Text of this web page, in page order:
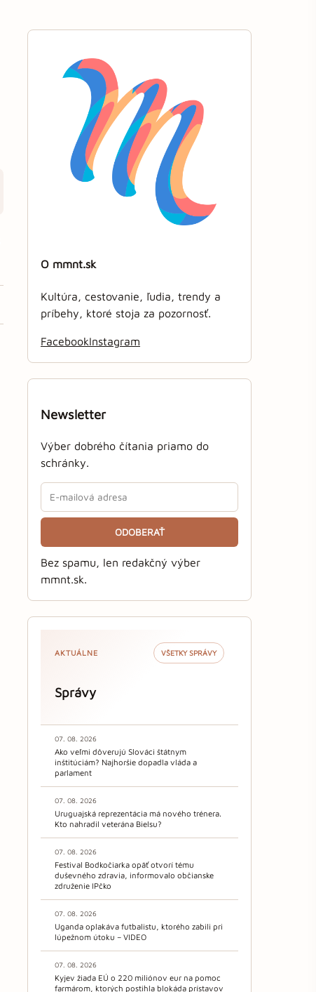
O mmnt.sk
Kultúra, cestovanie, ľudia, trendy a
príbehy, ktoré stoja za pozornosť.
FacebookInstagram
Newsletter
Výber dobrého čítania priamo do
schránky.
ODOBERAŤ
Bez spamu, len redakčný výber
mmnt.sk.
AKTUÁLNE VŠETKY SPRÁVY
Správy
07. 08. 2026
Ako veľmi dôverujú Slováci štátnym
inštitúciám? Najhoršie dopadla vláda a
parlament
07. 08. 2026
Uruguajská reprezentácia má nového trénera.
Kto nahradil veterána Bielsu?
07. 08. 2026
Festival Bodkočiarka opäť otvorí tému
duševného zdravia, informovalo občianske
združenie IPčko
07. 08. 2026
Uganda oplakáva futbalistu, ktorého zabili pri
lúpežnom útoku – VIDEO
07. 08. 2026
Kyjev žiada EÚ o 220 miliónov eur na pomoc
farmárom, ktorých postihla blokáda prístavov